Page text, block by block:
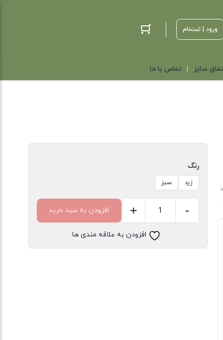
ورود | ثبت‌نام
سایز تماس با ما
رنگ
زرد سبز
-
+ افزودن به سبد خرید
افزودن به علاقه مندی ها